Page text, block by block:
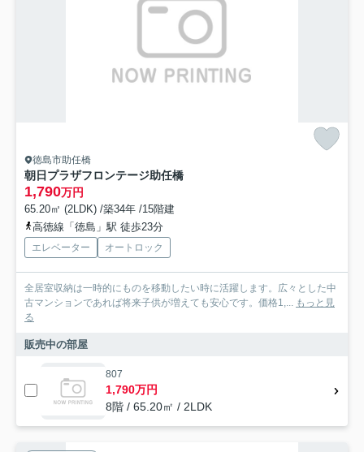
徳島市助任橋
朝日プラザフロンテージ助任橋
1,790万円
65.20㎡ (2LDK) /築34年 /15階建
高徳線「徳島」駅 徒歩23分
エレベーター オートロック
全居室収納は一時的にものを移動したい時に活躍します。広々とした中
古マンションであれば将来子供が増えても安心です。価格1,...
もっと見
る
販売中の部屋
807
1,790万円
8階 / 65.20㎡ / 2LDK